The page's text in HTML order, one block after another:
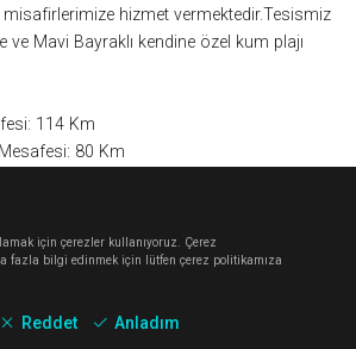
hizmet vermektedir.Tesismiz
ve Mavi Bayraklı kendine özel kum plajı
114 Km
80 Km
Mesafesi: 15 Km
Mesafesi: 3 Km
: 30 Km
için çerezler kullanıyoruz. Çerez
fazla bilgi edinmek için lütfen çerez politikamıza
Reddet Anladım